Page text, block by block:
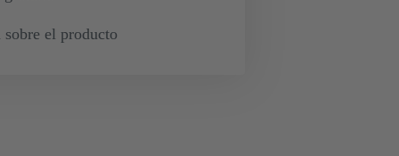
sobre el producto